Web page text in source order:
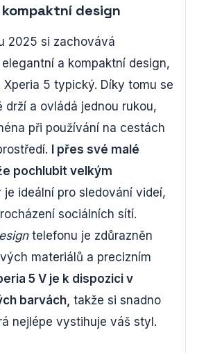
design
2025 si zachovává
a kompaktní design,
5 typický. Díky tomu se
drží a ovládá jednou rukou,
při používání na cestách
I přes své malé
pochlubit velkým
je ideální pro sledování videí,
sociálních sítí.
telefonu je zdůrazněn
materiálů a precizním
5 V je k dispozici v
barvách, takže si snadno
nejlépe vystihuje váš styl.